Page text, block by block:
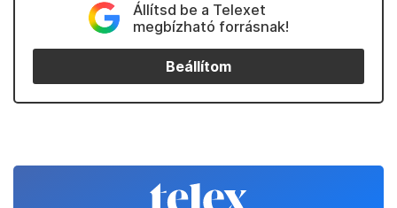
Állítsd be a Telexet
megbízható forrásnak!
Beállítom